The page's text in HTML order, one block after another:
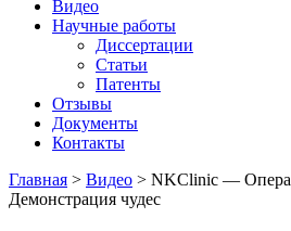
Видео
Научные работы
Диссертации
Статьи
Патенты
Отзывы
Документы
Контакты
Главная > Видео > NKClinic —
Демонстрация чудес